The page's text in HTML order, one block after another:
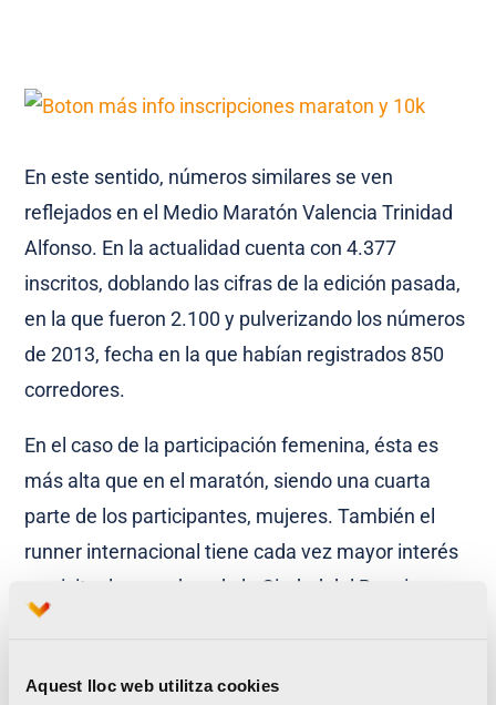
Aquest lloc web utilitza cookies
En este sentido, números similares se ven
reflejados en el Medio Maratón Valencia Trinidad
Alfonso. En la actualidad cuenta con 4.377
inscritos, doblando las cifras de la edición pasada,
en la que fueron 2.100 y pulverizando los números
de 2013, fecha en la que habían registrados 850
corredores.
En el caso de la participación femenina, ésta es
más alta que en el maratón, siendo una cuarta
parte de los participantes, mujeres. También el
runner internacional tiene cada vez mayor interés
en visitar las pruebas de la Ciudad del Running,
siendo su participación en el Medio Maratón
fecha.